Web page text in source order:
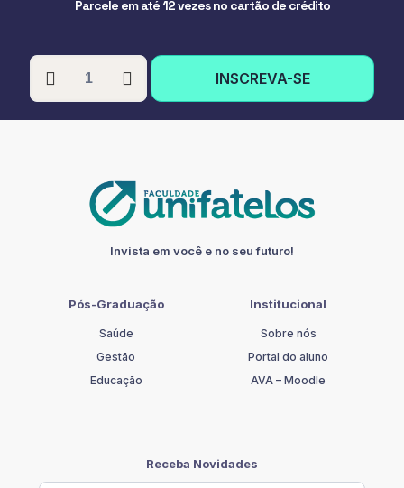
Parcele em até 12 vezes no cartão de crédito
PÓS-
GRADUAÇÃO
EM
INSCREVA-SE
Invista em você e no seu futuro!
Pós-Graduação
Saúde
Gestão
Educação
Institucional
Sobre nós
Portal do aluno
AVA – Moodle
Receba Novidades